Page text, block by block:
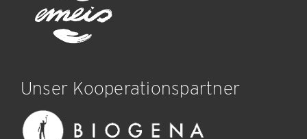
Unser Kooperationspartner